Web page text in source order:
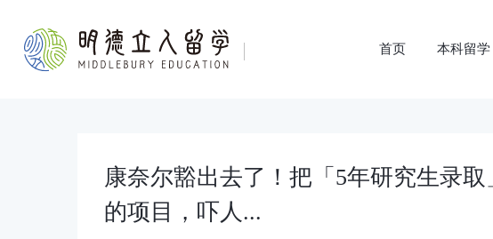
首页 本科留学
康奈尔豁出去了！把「5年研究生录
的项目，吓人...